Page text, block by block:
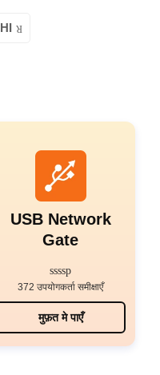
HI
USB Network
Gate
372 उपयोगकर्ता समीक्षाएँ
मुफ़त मे पाएँ